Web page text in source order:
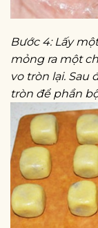
Bước 4: Lấy
mỏng ra một
vo tròn lại. Sau
tròn để phần